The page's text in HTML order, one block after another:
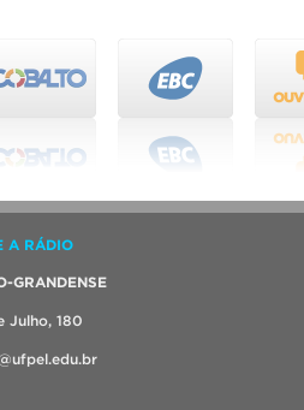
A RÁDIO
GRANDENSE
Julho, 180